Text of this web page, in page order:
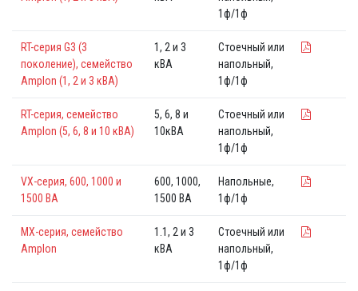
1ф/1ф
RT-серия G3 (3
поколение), семейство
Amplon (1, 2 и 3 кВА)
1, 2 и 3
кВА
Стоечный или
напольный,
1ф/1ф
RT-серия, семейство
Amplon (5, 6, 8 и 10 кВА)
5, 6, 8 и
10кВА
Стоечный или
напольный,
1ф/1ф
VX-серия, 600, 1000 и
1500 ВА
600, 1000,
1500 ВА
Напольные,
1ф/1ф
MX-серия, семейство
Amplon
1.1, 2 и 3
кВА
Стоечный или
напольный,
1ф/1ф